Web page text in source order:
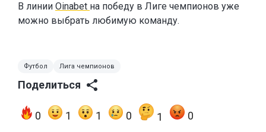
В линии Oinabet на победу в Лиге чемпионов уже
можно выбрать любимую команду.
Футбол Лига чемпионов
Поделиться
0 1 1 0 1 0